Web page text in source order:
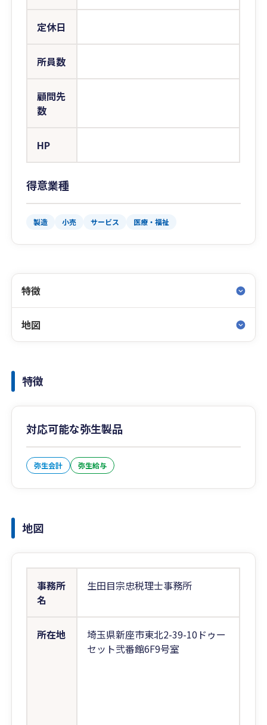
定休日
所員数
顧問先
数
HP
得意業種
製造 小売 サービス 医療・福祉
特徴
地図
特徴
対応可能な弥生製品
弥生会計 弥生給与
地図
事務所
名
生田目宗忠税理士事務所
所在地
埼玉県新座市東北2-39-10ドゥー
セット弐番館6F9号室